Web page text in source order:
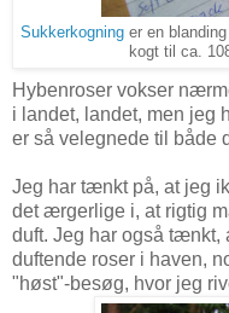
Sukkerkogninger en
kogt til ca.
Hybenroser vokser
i landet, landet, men jeg
er så velegnede til både
Jeg har tænkt på, at jeg
det ærgerlige i, at rigtig
duft. Jeg har også tænkt,
duftende roser i haven,
"høst"-besøg, hvor jeg